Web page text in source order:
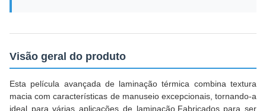
Visão geral do produto
Esta película avançada de laminação térmica combina textura
macia com características de manuseio excepcionais, tornando-a
ideal para várias aplicações de laminação.Fabricados para ser